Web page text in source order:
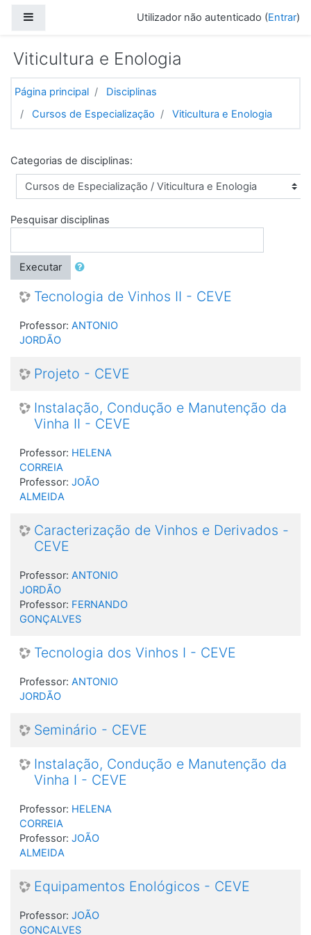
Utilizador não autenticado (Entrar)
Viticultura e Enologia
Página principal
Disciplinas
Cursos de Especialização
Viticultura e Enologia
Categorias de disciplinas:
Pesquisar disciplinas
Executar
Tecnologia de Vinhos II - CEVE
Professor: ANTONIO
JORDÃO
Projeto - CEVE
Instalação, Condução e Manutenção da
Vinha II - CEVE
Professor: HELENA
CORREIA
Professor: JOÃO
ALMEIDA
Caracterização de Vinhos e Derivados -
CEVE
Professor: ANTONIO
JORDÃO
Professor: FERNANDO
GONÇALVES
Tecnologia dos Vinhos I - CEVE
Professor: ANTONIO
JORDÃO
Seminário - CEVE
Instalação, Condução e Manutenção da
Vinha I - CEVE
Professor: HELENA
CORREIA
Professor: JOÃO
ALMEIDA
Equipamentos Enológicos - CEVE
Professor: JOÃO
GONCALVES